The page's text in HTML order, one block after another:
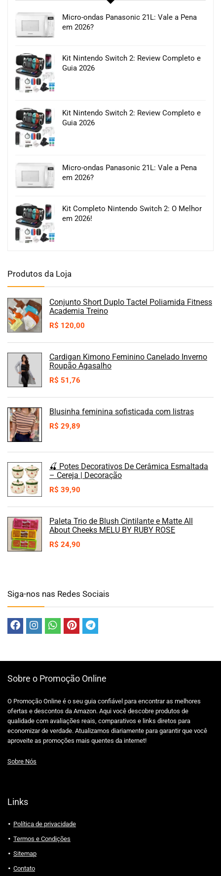
Micro-ondas Panasonic 21L: Vale a Pena
em 2026?
Kit Nintendo Switch 2: Review Completo e
Guia 2026
Kit Nintendo Switch 2: Review Completo e
Guia 2026
Micro-ondas Panasonic 21L: Vale a Pena
em 2026?
Kit Completo Nintendo Switch 2: O Melhor
em 2026!
Produtos da Loja
Conjunto Short Duplo Tactel Poliamida Fitness
Academia Treino
R$ 120,00
Cardigan Kimono Feminino Canelado Inverno
Roupão Agasalho
R$ 51,76
Blusinha feminina sofisticada com listras
R$ 29,89
🍒 Potes Decorativos De Cerâmica Esmaltada
– Cereja | Decoração
R$ 39,90
Paleta Trio de Blush Cintilante e Matte All
About Cheeks MELU BY RUBY ROSE
R$ 24,90
Siga-nos nas Redes Sociais
Sobre o Promoção Online
O Promoção Online é o seu guia confiável para encontrar as melhores
ofertas e descontos da Amazon. Aqui você descobre produtos de
qualidade com avaliações reais, comparativos e links diretos para
economizar de verdade. Atualizamos diariamente para garantir que você
aproveite as promoções mais quentes da internet!
Sobre Nós
Links
Política de privacidade
Termos e Condições
Sitemap
Contato